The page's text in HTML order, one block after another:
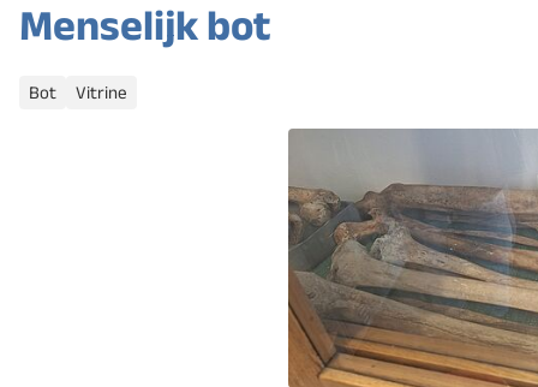
Menselijk bot
Bot
Vitrine